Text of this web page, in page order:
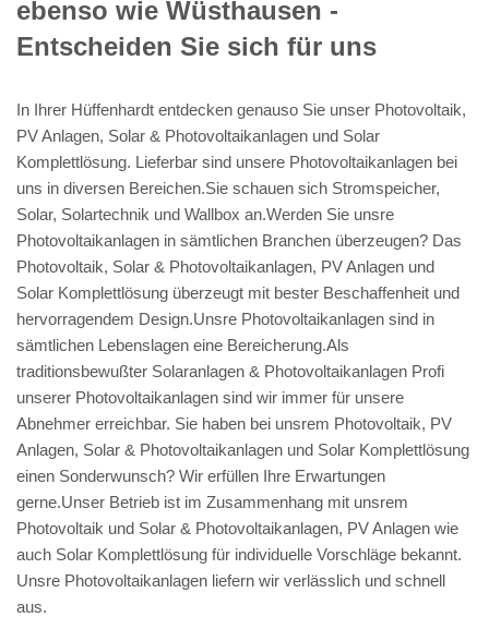
ebenso wie Wüsthausen -
Entscheiden Sie sich für uns
In Ihrer Hüffenhardt entdecken genauso Sie unser Photovoltaik,
PV Anlagen, Solar & Photovoltaikanlagen und Solar
Komplettlösung. Lieferbar sind unsere Photovoltaikanlagen bei
uns in diversen Bereichen.Sie schauen sich Stromspeicher,
Solar, Solartechnik und Wallbox an.Werden Sie unsre
Photovoltaikanlagen in sämtlichen Branchen überzeugen? Das
Photovoltaik, Solar & Photovoltaikanlagen, PV Anlagen und
Solar Komplettlösung überzeugt mit bester Beschaffenheit und
hervorragendem Design.Unsre Photovoltaikanlagen sind in
sämtlichen Lebenslagen eine Bereicherung.Als
traditionsbewußter Solaranlagen & Photovoltaikanlagen Profi
unserer Photovoltaikanlagen sind wir immer für unsere
Abnehmer erreichbar. Sie haben bei unsrem Photovoltaik, PV
Anlagen, Solar & Photovoltaikanlagen und Solar Komplettlösung
einen Sonderwunsch? Wir erfüllen Ihre Erwartungen
gerne.Unser Betrieb ist im Zusammenhang mit unsrem
Photovoltaik und Solar & Photovoltaikanlagen, PV Anlagen wie
auch Solar Komplettlösung für individuelle Vorschläge bekannt.
Unsre Photovoltaikanlagen liefern wir verlässlich und schnell
aus.